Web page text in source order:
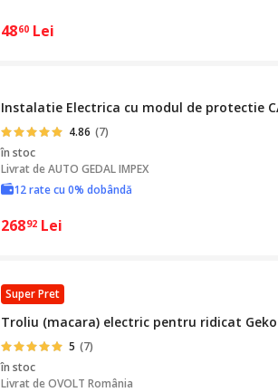
4860 Lei
Instalatie Electrica cu modul de protectie
4.86 (7)
în stoc
Livrat deAUTO GEDAL IMPEX
12 rate cu 0% dobândă
26892 Lei
Super Pret
Troliu (macara) electric pentru ridicat Geko
5 (7)
în stoc
Livrat deOVOLT România